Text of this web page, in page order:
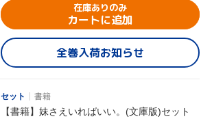
在庫ありのみ
カートに追加
全巻入荷お知らせ
セット 書籍
【書籍】妹さえいればいい。(文庫版)セット